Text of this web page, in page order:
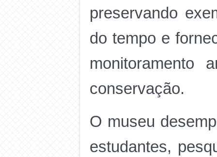
preservando
do tempo e
monitoramento
conservação.
O museu
estudantes,